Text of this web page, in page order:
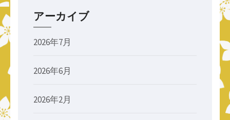
アーカイブ
2026年7月
2026年6月
2026年2月